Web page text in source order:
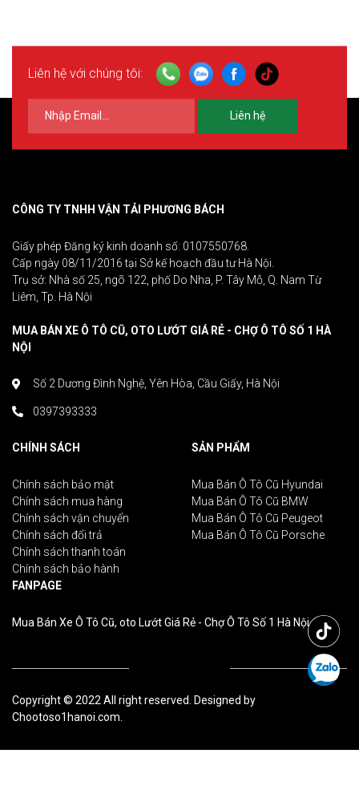
Liên hệ với chúng tôi:
Liên hệ
CÔNG TY TNHH VẬN TẢI PHƯƠNG BÁCH
Giấy phép Đăng ký kinh doanh số: 0107550768.
Cấp ngày 08/11/2016 tại Sở kế hoạch đầu tư Hà Nội.
Trụ sở: Nhà số 25, ngõ 122, phố Do Nha, P. Tây Mỗ, Q. Nam Từ
Liêm, Tp. Hà Nội
MUA BÁN XE Ô TÔ CŨ, OTO LƯỚT GIÁ RẺ - CHỢ Ô TÔ SỐ 1 HÀ
NỘI
Số 2 Dương Đình Nghệ, Yên Hòa, Cầu Giấy, Hà Nội
0397393333
CHÍNH SÁCH
Chính sách bảo mật
Chính sách mua hàng
Chính sách vận chuyển
Chính sách đổi trả
Chính sách thanh toán
Chính sách bảo hành
SẢN PHẨM
Mua Bán Ô Tô Cũ Hyundai
Mua Bán Ô Tô Cũ BMW
Mua Bán Ô Tô Cũ Peugeot
Mua Bán Ô Tô Cũ Porsche
FANPAGE
Mua Bán Xe Ô Tô Cũ, oto Lướt Giá Rẻ - Chợ Ô Tô Số 1 Hà Nội
Copyright © 2022 All right reserved. Designed by
Chootoso1hanoi.com.